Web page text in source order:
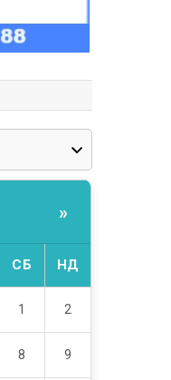
»
СБ НД
1 2
8 9